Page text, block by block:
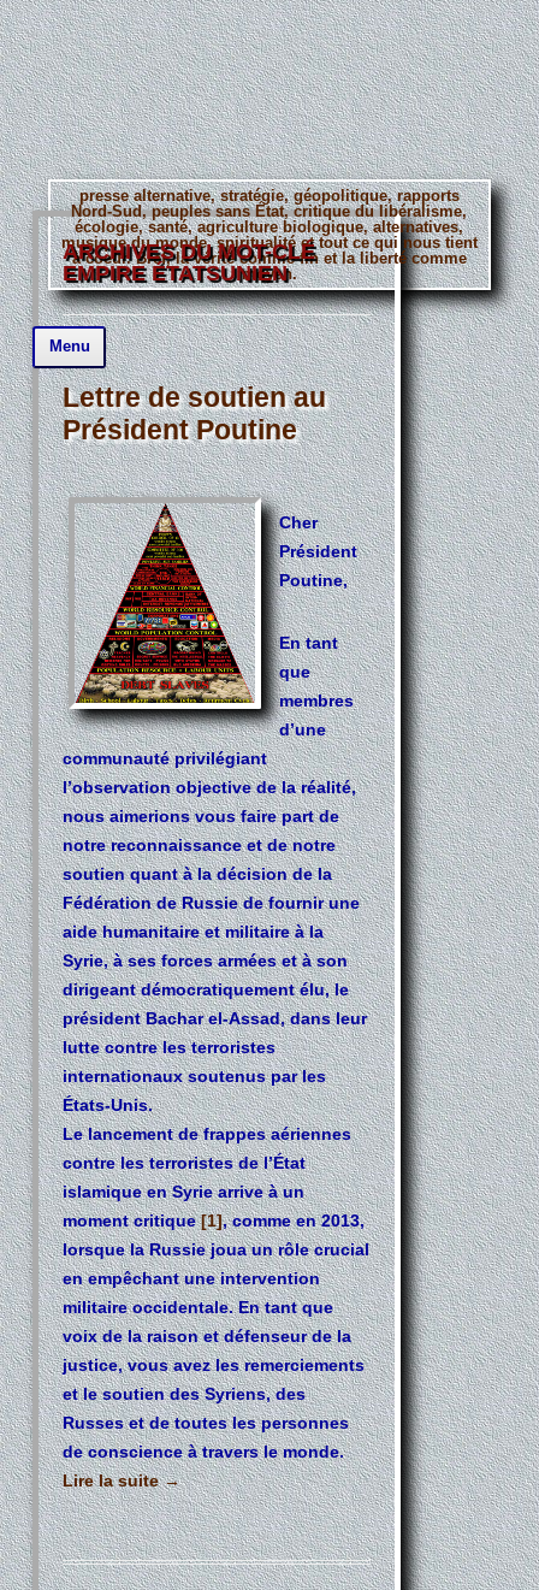
presse alternative, stratégie, géopolitique, rapports
Nord-Sud, peuples sans État, critique du libéralisme,
écologie, santé, agriculture biologique, alternatives,
musique du monde, spiritualité et tout ce qui nous tient
à coeur. Bref, la vérité comme fin et la liberté comme
moyen.
Menu
Aller
au
contenu
principal
ARCHIVES DU MOT-CLÉ
EMPIRE ÉTATSUNIEN
Lettre de soutien au
Président Poutine
Cher
Président
Poutine,
En tant
que
membres
d’une
communauté privilégiant
l’observation objective de la réalité,
nous aimerions vous faire part de
notre reconnaissance et de notre
soutien quant à la décision de la
Fédération de Russie de fournir une
aide humanitaire et militaire à la
Syrie, à ses forces armées et à son
dirigeant démocratiquement élu, le
président Bachar el-Assad, dans leur
lutte contre les terroristes
internationaux soutenus par les
États-Unis.
Le lancement de frappes aériennes
contre les terroristes de l’État
islamique en Syrie arrive à un
moment critique[1], comme en 2013,
lorsque la Russie joua un rôle crucial
en empêchant une intervention
militaire occidentale. En tant que
voix de la raison et défenseur de la
justice, vous avez les remerciements
et le soutien des Syriens, des
Russes et de toutes les personnes
de conscience à travers le monde.
Lire la suite→